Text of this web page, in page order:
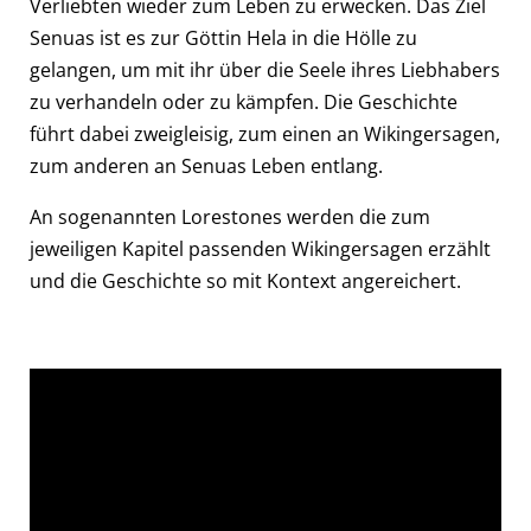
Verliebten wieder zum Leben zu erwecken. Das Ziel
Senuas ist es zur Göttin Hela in die Hölle zu
gelangen, um mit ihr über die Seele ihres Liebhabers
zu verhandeln oder zu kämpfen. Die Geschichte
führt dabei zweigleisig, zum einen an Wikingersagen,
zum anderen an Senuas Leben entlang.
An sogenannten Lorestones werden die zum
jeweiligen Kapitel passenden Wikingersagen erzählt
und die Geschichte so mit Kontext angereichert.